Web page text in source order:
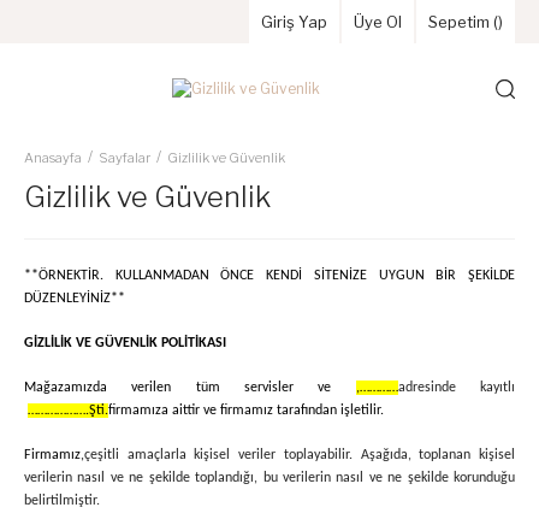
Giriş Yap Üye Ol Sepetim ()
Anasayfa Sayfalar Gizlilik ve Güvenlik
Gizlilik ve Güvenlik
**ÖRNEKTİR. KULLANMADAN ÖNCE KENDİ SİTENİZE UYGUN BİR ŞEKİLDE
DÜZENLEYİNİZ**
GİZLİLİK VE GÜVENLİK POLİTİKASI
Mağazamızda verilen tüm servisler ve ,…………adresinde kayıtlı
……………….Şti.firmamıza aittir ve firmamız tarafından işletilir.
Firmamız,çeşitli amaçlarla kişisel veriler toplayabilir. Aşağıda, toplanan kişisel
verilerin nasıl ve ne şekilde toplandığı, bu verilerin nasıl ve ne şekilde korunduğu
belirtilmiştir.